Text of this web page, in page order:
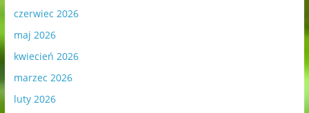
czerwiec 2026
maj 2026
kwiecień 2026
marzec 2026
luty 2026